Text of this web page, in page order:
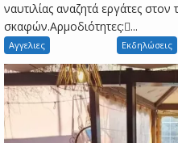
ναυτιλίας αναζητά εργάτες στον
σκαφών.Αρμοδιότητες:...
Αγγελιες Εκδηλώσεις